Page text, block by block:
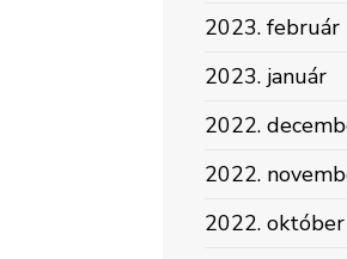
2023. február
2023. január
2022.
2022.
2022. október